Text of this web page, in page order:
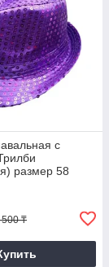
с
размер 58
500 ₸